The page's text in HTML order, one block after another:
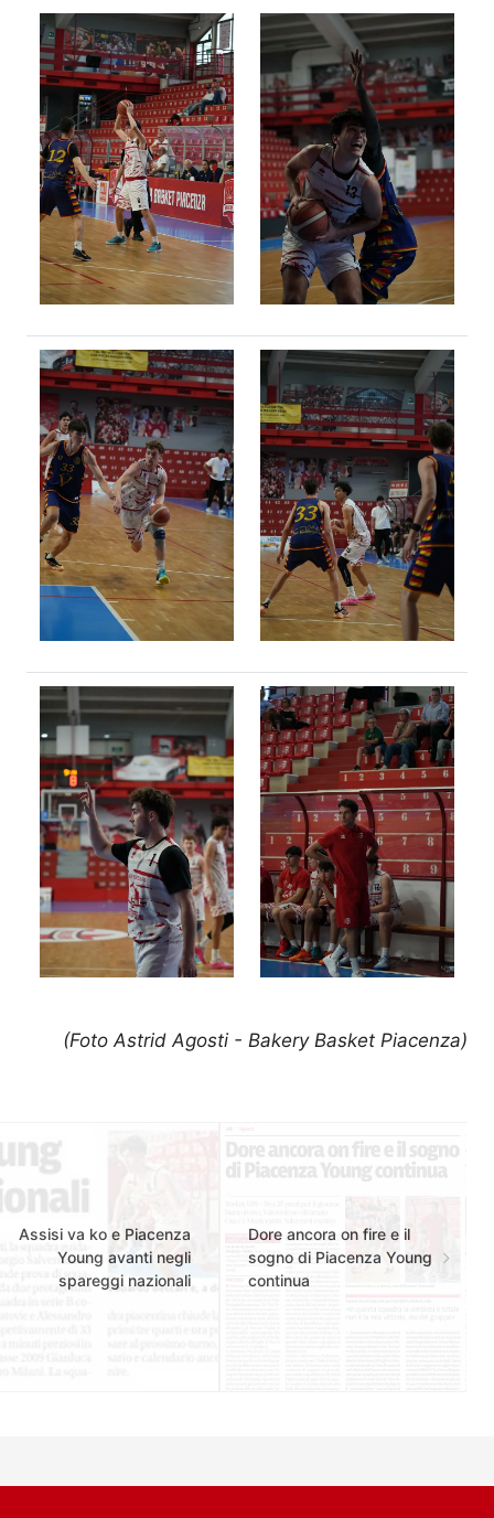
(Foto Astrid Agosti - Bakery Basket Piacenza)
Assisi va ko e Piacenza
Young avanti negli
spareggi nazionali
Dore ancora on fire e il
sogno di Piacenza Young
continua